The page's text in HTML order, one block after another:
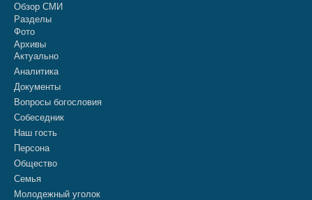
Обзор СМИ
Разделы
Фото
Архивы
Актуально
Аналитика
Документы
Вопросы богословия
Собеседник
Наш гость
Персона
Общество
Семья
Молодежный уголок